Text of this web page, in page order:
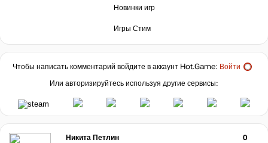
Новинки игр
Игры Стим
Чтобы написать комментарий войдите в аккаунт Hot.Game: Войти
Или авторизируйтесь используя другие сервисы:
Никита Петлин
0